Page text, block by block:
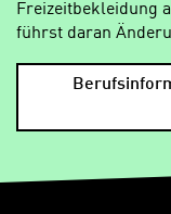
Freizeitbekleidung
führst daran